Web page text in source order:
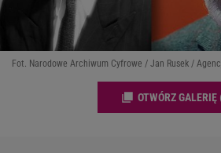
Fot. Narodowe Archiwum Cyfrowe / Jan Rusek /
OTWÓRZ GALERIĘ